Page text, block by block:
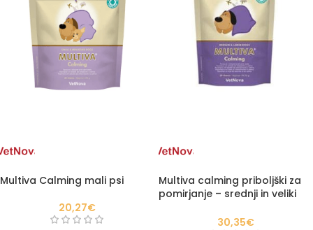
Multiva Calming mali psi
20,27€
Multiva calming priboljški za
pomirjanje – srednji in veliki
30,35€